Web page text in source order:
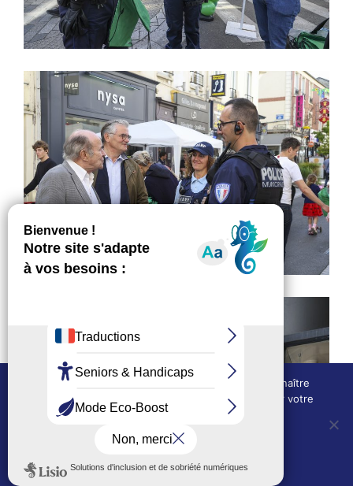
Nous utilisons des cookies techniques pour connaître
l'évolution de l'audience du site et pour améliorer votre
expérience.
OUI, j'accepte
Politique de confidentialité